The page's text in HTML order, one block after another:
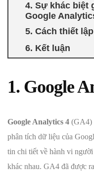
4. Sự khác biệt
Google
5. Cách thiết
6. Kết luận
1. Google
Google Analytics 4 (GA4)
phân tích dữ liệu của
tin chi tiết về hành vi
khác nhau. GA4 đã được